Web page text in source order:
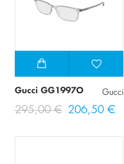
Gucci GG1997O Gucci
295,00 € 206,50 €